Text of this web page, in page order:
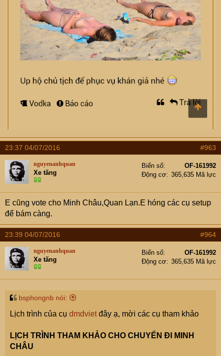
23:37 04/07/2016 #963
nguyenanhquan
Xe tăng
Biển số
OF-161992
Động cơ
365,635 Mã lực
E cũng vote cho Minh Châu,Quan Lạn.E hóng các cụ setup
để bám càng.
23:39 04/07/2016 #964
nguyenanhquan
Xe tăng
Biển số
OF-161992
Động cơ
365,635 Mã lực
bsphongnb nói:
Lịch trình của cụ dmdvietđây ạ, mời các cụ tham khảo
LỊCH TRÌNH THAM KHẢO CHO CHUYẾN ĐI MINH
CHÂU